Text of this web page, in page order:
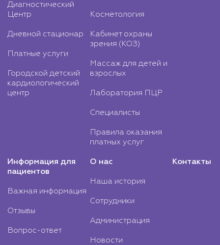
Диагностический
Центр
Дневной стационар
Платные услуги
Городской детский
кардиологический
центр
Косметология
Кабинет охраны
зрения (КОЗ)
Массаж для детей и
взрослых
Лаборатория ПЦР
Специалисты
Правила оказания
платных услуг
Информация для
пациентов
Важная информация
Отзывы
Вопрос-ответ
О нас
Наша история
Сотрудники
Администрация
Новости
Контакты